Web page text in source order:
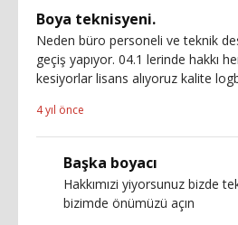
Boya teknisyeni.
Neden büro personeli ve teknik
geçiş yapıyor. 04.1 lerinde hakkı
kesiyorlar lisans alıyoruz kalite
4 yıl önce
Başka boyacı
Hakkımızi yiyorsunuz bizde
bizimde önümüzü açın